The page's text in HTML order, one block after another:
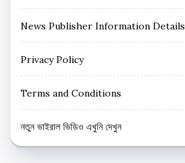
News Publisher Information Details
Privacy Policy
Terms and Conditions
নতুন ভাইরাল ভিডিও এখুনি দেখুন